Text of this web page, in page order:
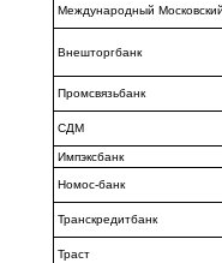
Международный
Внешторгбанк
Промсвязьбанк
СДМ
Импэксбанк
Номос-банк
Транскредитбанк
Траст